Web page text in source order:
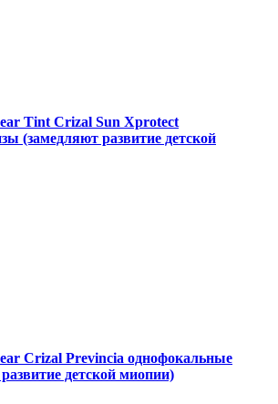
Tint Crizal Sun Xprotect
(замедляют развитие детской
Crizal Previncia однофокальные
детской миопии)